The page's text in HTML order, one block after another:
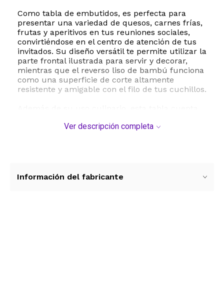
Como tabla de embutidos, es perfecta para
presentar una variedad de quesos, carnes frías,
frutas y aperitivos en tus reuniones sociales,
convirtiéndose en el centro de atención de tus
invitados. Su diseño versátil te permite utilizar la
parte frontal ilustrada para servir y decorar,
mientras que el reverso liso de bambú funciona
como una superficie de corte altamente
resistente y amigable con el filo de tus cuchillos.
su exhibición en la pared como una obra de arte
Ver descripción completa
Información del fabricante